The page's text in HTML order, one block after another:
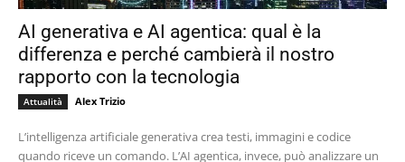
AI generativa e AI agentica: qual è la
differenza e perché cambierà il nostro
rapporto con la tecnologia
Attualità Alex Trizio
L’intelligenza artificiale generativa crea testi, immagini e codice
quando riceve un comando. L’AI agentica, invece, può analizzare un